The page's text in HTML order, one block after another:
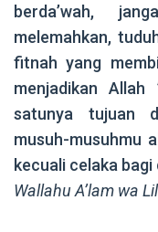
berda’wah,
melemahkan,
fitnah yang
menjadikan
satunya tujuan
musuh-musuhmu
kecuali celaka
Wallahu A’lam wa